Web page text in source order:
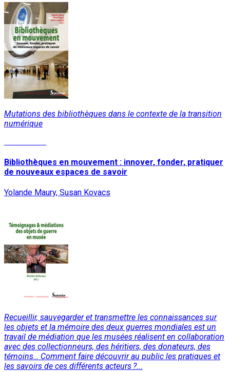
Mutations des bibliothèques dans le contexte de la transition
numérique
Bibliothèques en mouvement : innover, fonder, pratiquer
de nouveaux espaces de savoir
Yolande Maury, Susan Kovacs
Recueillir, sauvegarder et transmettre les connaissances sur
les objets et la mémoire des deux guerres mondiales est un
travail de médiation que les musées réalisent en collaboration
avec des collectionneurs, des héritiers, des donateurs, des
témoins… Comment faire découvrir au public les pratiques et
les savoirs de ces différents acteurs ?...